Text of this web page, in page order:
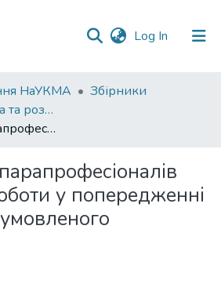
Log In (current)
НаУКМА
Збірники
Соціальна робота та розвиток мереж соціальної підтримки : конференція молодих науковців
Можливості парапрофесіоналів соціальної роботи у попередженні гендерно-обумовленого насильства
у попередженні